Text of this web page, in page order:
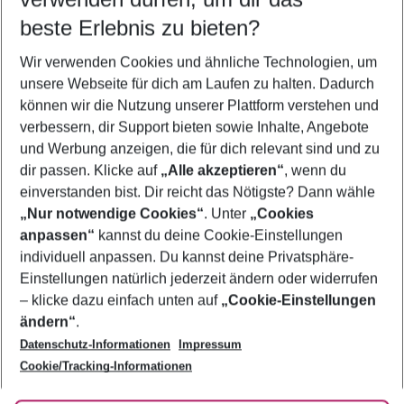
5-8 Nächte
2 Erwachsene Keine Kinder
Mehr Filter anzeigen
Footer
Footer navigation
Über uns
AGB
Bestpreisgarantie
Cookie-Einstellungen ändern
Cookie-Richtlinie
Agenturbetreuung
Barrierefreies Reisen
Folge uns
beste Erlebnis zu bieten?
Wir verwenden Cookies und ähnliche Technologien, um
unsere Webseite für dich am Laufen zu halten. Dadurch
können wir die Nutzung unserer Plattform verstehen und
verbessern, dir Support bieten sowie Inhalte, Angebote
und Werbung anzeigen, die für dich relevant sind und zu
dir passen. Klicke auf „Alle akzeptieren“, wenn du
einverstanden bist. Dir reicht das Nötigste? Dann wähle
„Nur notwendige Cookies“. Unter „Cookies
anpassen“ kannst du deine Cookie-Einstellungen
individuell anpassen. Du kannst deine Privatsphäre-
Einstellungen natürlich jederzeit ändern oder widerrufen
– klicke dazu einfach unten auf „Cookie-Einstellungen
ändern“.
Datenschutz-Informationen
Impressum
Cookie/Tracking-Informationen